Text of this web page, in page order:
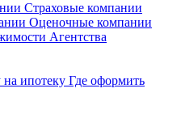
Страховые компании
Оценочные компании
Агентства
Где оформить